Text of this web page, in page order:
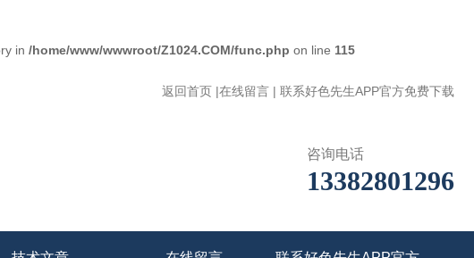
in /home/www/wwwroot/Z1024.COM/func.php on line 115
返回首页 |在线留言 | 联系好色先生APP官方免费下载
咨询电话
13382801296